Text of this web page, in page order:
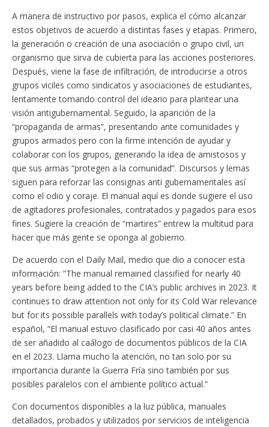
A manera de instructivo por pasos, explica el cómo alcanzar
estos objetivos de acuerdo a distintas fases y etapas. Primero,
la generación o creación de una asociación o grupo civil, un
organismo que sirva de cubierta para las acciones posteriores.
Después, viene la fase de infiltración, de introducirse a otros
grupos viciles como sindicatos y asociaciones de estudiantes,
lentamente tomando control del ideario para plantear una
visión antigubernamental. Seguido, la aparición de la
“propaganda de armas”, presentando ante comunidades y
grupos armados pero con la firme intención de ayudar y
colaborar con los grupos, generando la idea de amistosos y
que sus armas “protegen a la comunidad”. Discursos y lemas
siguen para reforzar las consignas anti gubernamentales así
como el odio y coraje. El manual aquí es donde sugiere el uso
de agitadores profesionales, contratados y pagados para esos
fines. Sugiere la creación de “martires” entrew la multitud para
hacer que más gente se oponga al gobierno.
De acuerdo con el Daily Mail, medio que dio a conocer esta
información: “The manual remained classified for nearly 40
years before being added to the CIA’s public archives in 2023. It
continues to draw attention not only for its Cold War relevance
but for its possible parallels with today’s political climate.” En
español, “El manual estuvo clasificado por casi 40 años antes
de ser añadido al caálogo de documentos públicos de la CIA
en el 2023. Llama mucho la atención, no tan solo por su
importancia durante la Guerra Fría sino también por sus
posibles paralelos con el ambiente político actual.”
Con documentos disponibles a la luz pública, manuales
detallados, probados y utilizados por servicios de inteligencia